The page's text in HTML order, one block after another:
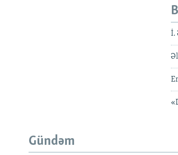
İ.
Gündəm